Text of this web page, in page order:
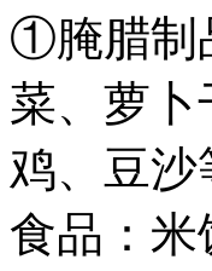
①腌腊制
菜、萝
鸡、豆
食品：